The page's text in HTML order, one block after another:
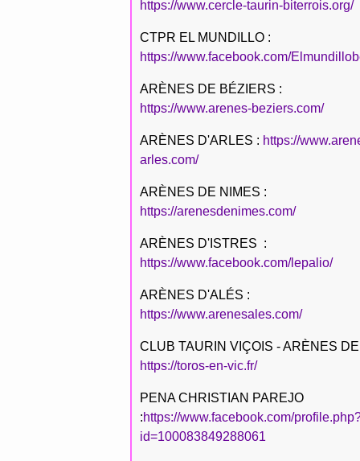
https://www.cercle-taurin-biterrois.org/
CTPR EL MUNDILLO :
https://www.facebook.com/
ARÈNES DE BÉZIERS :
https://www.arenes-beziers.com/
ARÈNES D'ARLES : https://
arles.com/
ARÈNES DE NIMES :
https://arenesdenimes.com/
ARÈNES D'ISTRES :
https://www.facebook.com/lepalio/
ARÈNES D'ALÉS :
https://www.arenesales.com/
CLUB TAURIN VIÇOIS - ARÈNES
https://toros-en-vic.fr/
PENA CHRISTIAN PAREJO
:https://www.facebook.com/
id=100083849288061